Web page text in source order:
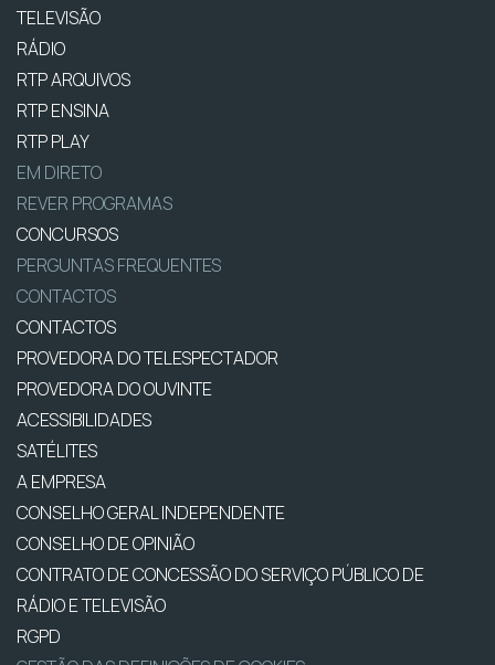
TELEVISÃO
RÁDIO
RTP ARQUIVOS
RTP ENSINA
RTP PLAY
EM DIRETO
REVER PROGRAMAS
CONCURSOS
PERGUNTAS FREQUENTES
CONTACTOS
CONTACTOS
PROVEDORA DO TELESPECTADOR
PROVEDORA DO OUVINTE
ACESSIBILIDADES
SATÉLITES
A EMPRESA
CONSELHO GERAL INDEPENDENTE
CONSELHO DE OPINIÃO
CONTRATO DE CONCESSÃO DO SERVIÇO PÚBLICO DE
RÁDIO E TELEVISÃO
RGPD